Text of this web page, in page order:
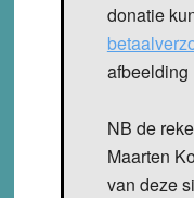
donatie
afbeelding
NB de
Maarten
van deze